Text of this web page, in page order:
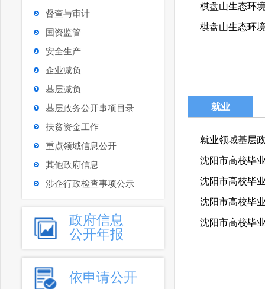
督查与审计
国资监管
安全生产
企业减负
基层减负
基层政务公开事项目录
扶贫资金工作
重点领域信息公开
其他政府信息
涉企行政检查事项公示
政府信息
公开年报
依申请公开
棋盘山生态环
棋盘山生态环
就业
就业领域基层